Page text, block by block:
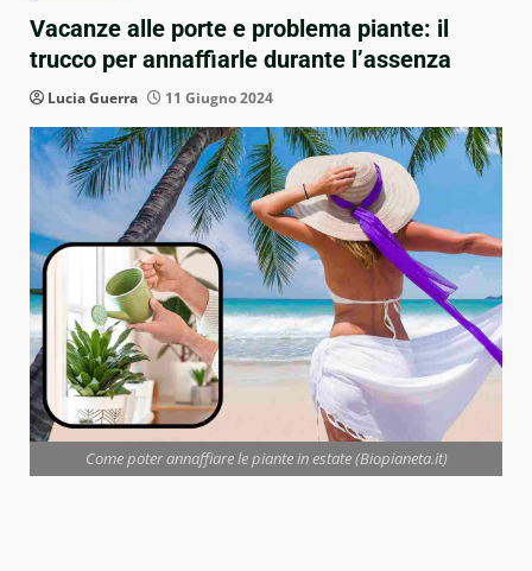
Vacanze alle porte e problema piante: il
trucco per annaffiarle durante l’assenza
Lucia Guerra 11 Giugno 2024
Come poter annaffiare le piante in estate (Biopianeta.it)